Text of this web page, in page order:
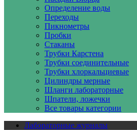
Определение воды
Переходы
Пикнометры
Пробки
Стаканы
Трубки Карстена
Трубки соединительные
Трубки хлоркальциевые
Цилиндры мерные
Шланги лабораторные
Шпатели, ложечки
Все товары категории
Лабораторные журналы